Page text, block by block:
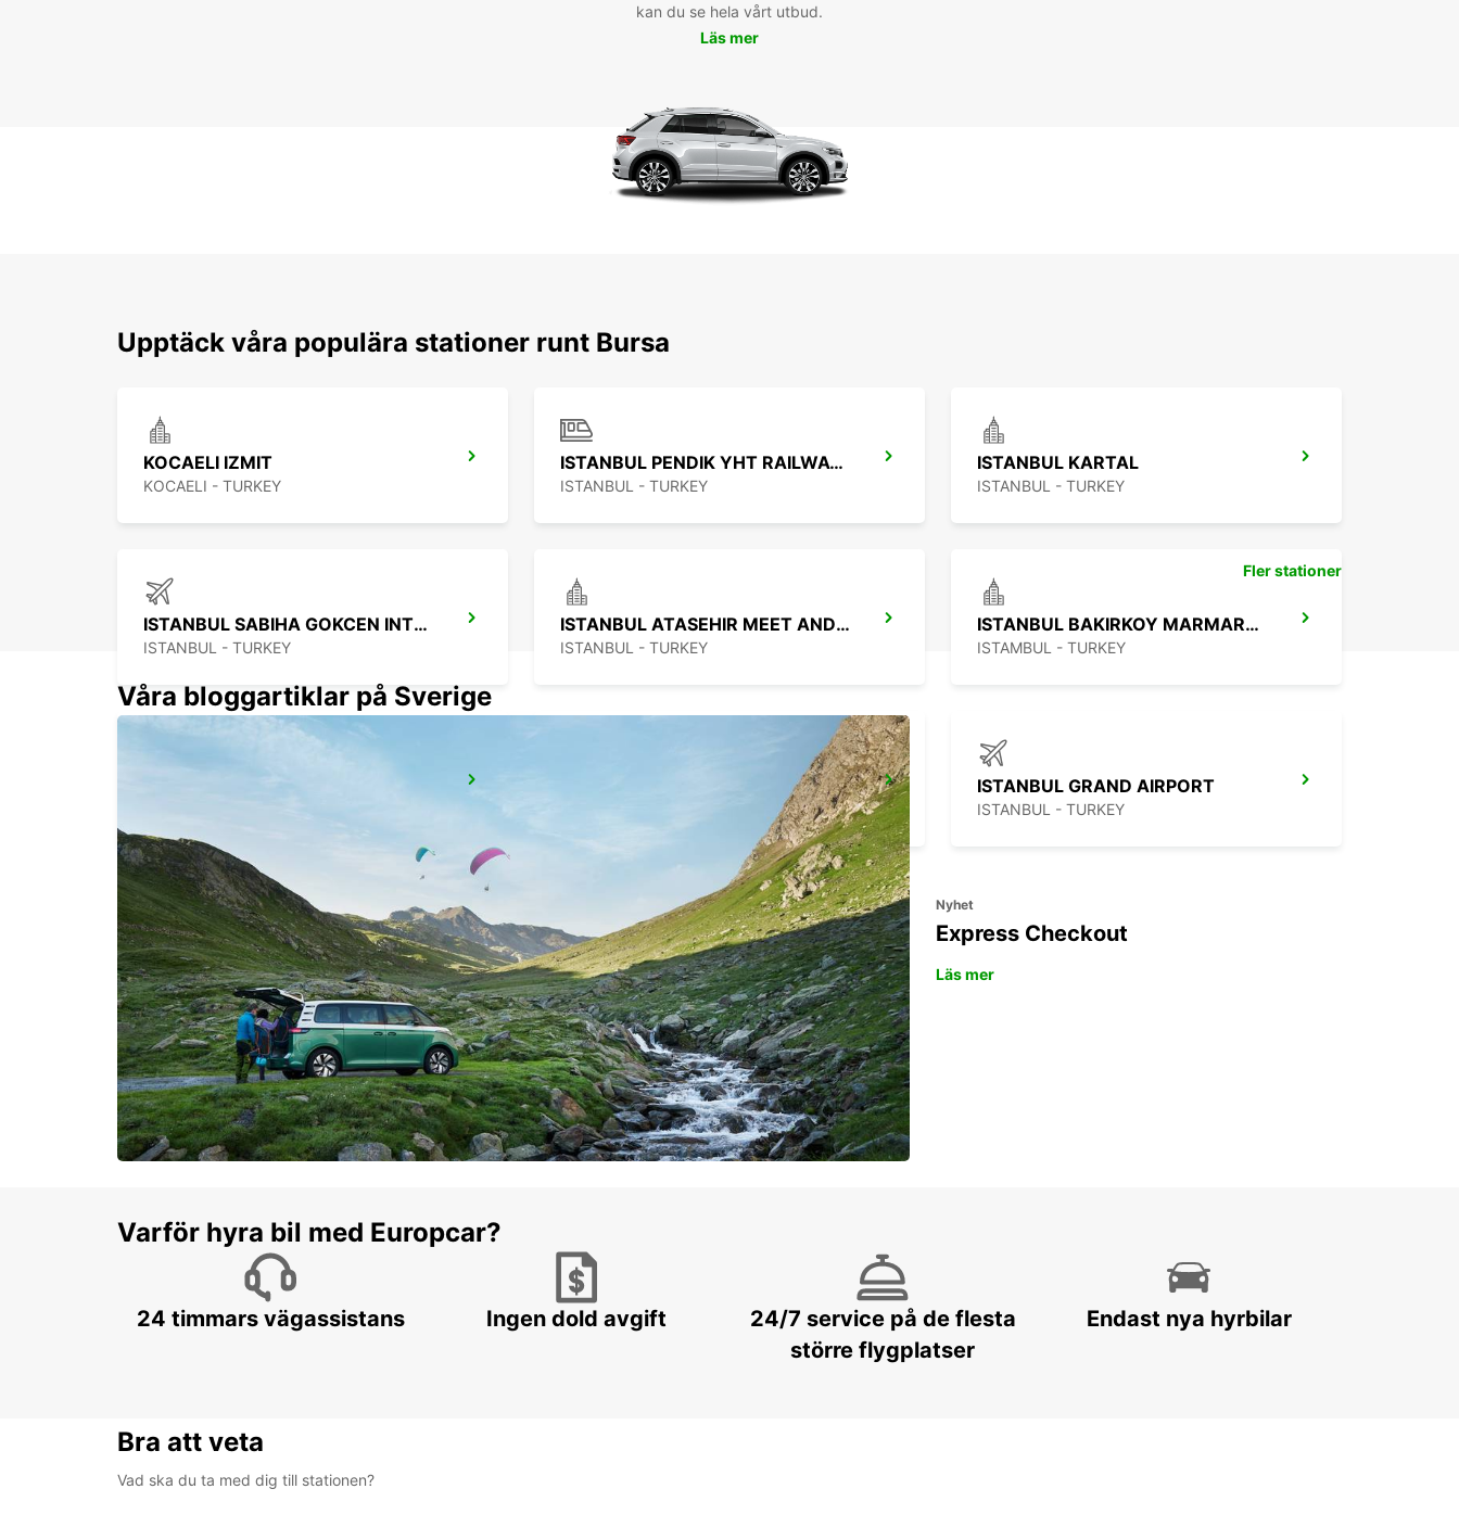
kan du se hela vårt utbud.
Läs mer
Upptäck våra populära stationer runt Bursa
KOCAELI IZMIT
KOCAELI - TURKEY
ISTANBUL PENDIK YHT RAILWAY STATION
ISTANBUL - TURKEY
ISTANBUL KARTAL
ISTANBUL - TURKEY
ISTANBUL SABIHA GOKCEN INTL. APT
ISTANBUL - TURKEY
ISTANBUL ATASEHIR MEET AND GREET
ISTANBUL - TURKEY
ISTANBUL BAKIRKOY MARMARA FORUM
ISTAMBUL - TURKEY
ISTANBUL GRAND AIRPORT
ISTANBUL - TURKEY
Fler stationer
Våra bloggartiklar på Sverige
Nyhet
Express Checkout
Läs mer
Varför hyra bil med Europcar?
24 timmars vägassistans Ingen dold avgift
24/7 service på de flesta
större flygplatser
Endast nya hyrbilar
Bra att veta
Vad ska du ta med dig till stationen?